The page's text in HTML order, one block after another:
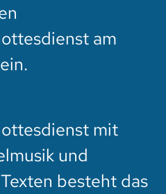
am
mit
und
besteht das